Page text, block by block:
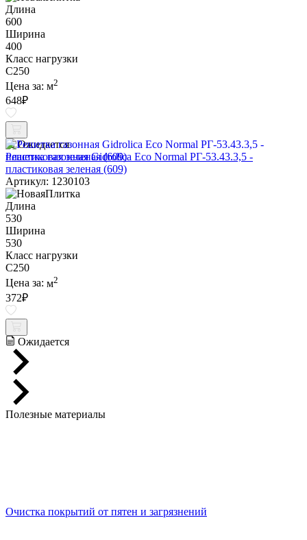
Длина
600
Ширина
400
Класс нагрузки
C250
Цена за: м2
648₽
Ожидается
Решетка газонная Gidrolica Eco Normal РГ-53.43.3,5 -
пластиковая зеленая (609)
Артикул: 1230103
Длина
530
Ширина
530
Класс нагрузки
C250
Цена за: м2
372₽
Ожидается
Полезные материалы
Очистка покрытий от пятен и загрязнений